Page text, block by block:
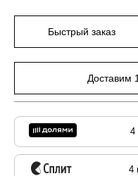
Быстрый заказ
Доставим
4
4